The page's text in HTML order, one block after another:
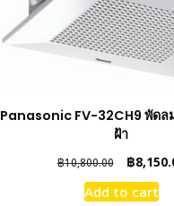
Panasonic FV-32CH9 พัดล
ฝ้า
฿10,800.00
Original
price
was:
฿
Add to cart